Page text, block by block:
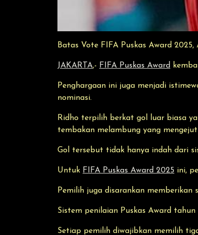
Batas Vote FIFA Puskas Award
JAKARTA,- FIFA Puskas Award
Penghargaan ini juga menjadi
nominasi.
Ridho terpilih berkat gol luar biasa
tembakan melambung yang
Gol tersebut tidak hanya indah dari
Untuk FIFA Puskas Award 2025 ini,
Pemilih juga disarankan
Sistem penilaian Puskas Award
Setiap pemilih diwajibkan memilih